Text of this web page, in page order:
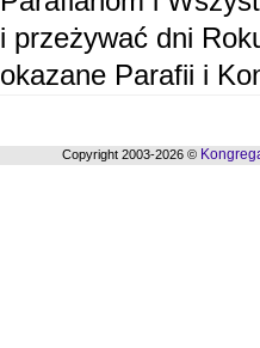
i przeżywać dni
okazane Parafii i
Copyright 2003-2026 ©